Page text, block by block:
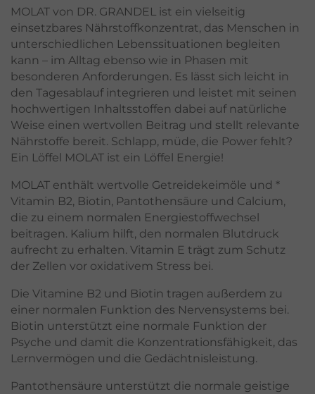
MOLAT von DR. GRANDEL ist ein vielseitig
einsetzbares Nährstoffkonzentrat, das Menschen in
unterschiedlichen Lebenssituationen begleiten
kann – im Alltag ebenso wie in Phasen mit
besonderen Anforderungen. Es lässt sich leicht in
den Tagesablauf integrieren und leistet mit seinen
hochwertigen Inhaltsstoffen dabei auf natürliche
Weise einen wertvollen Beitrag und stellt relevante
Nährstoffe bereit. Schlapp, müde, die Power fehlt?
Ein Löffel MOLAT ist ein Löffel Energie!
MOLAT enthält wertvolle Getreidekeimöle und *
Vitamin B2, Biotin, Pantothensäure und Calcium,
die zu einem normalen Energiestoffwechsel
beitragen. Kalium hilft, den normalen Blutdruck
aufrecht zu erhalten. Vitamin E trägt zum Schutz
der Zellen vor oxidativem Stress bei.
Die Vitamine B2 und Biotin tragen außerdem zu
einer normalen Funktion des Nervensystems bei.
Biotin unterstützt eine normale Funktion der
Psyche und damit die Konzentrationsfähigkeit, das
Lernvermögen und die Gedächtnisleistung.
Pantothensäure unterstützt die normale geistige